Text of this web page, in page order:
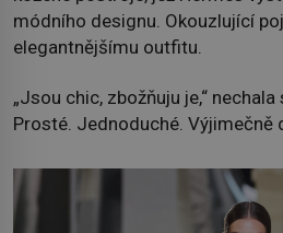
módního designu. Okouzlující
elegantnějšímu outfitu.
„Jsou chic, zbožňuju je,“
Prosté. Jednoduché. Výjimečně